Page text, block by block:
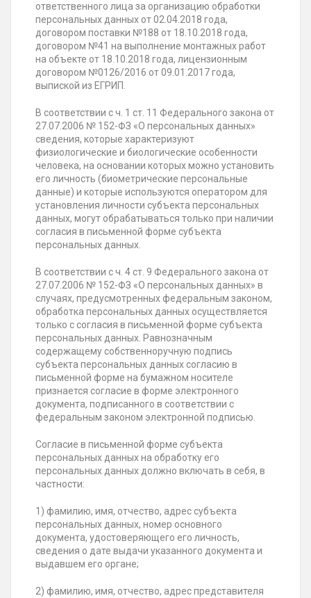
ответственного лица за организацию обработки
персональных данных от 02.04.2018 года,
договором поставки №188 от 18.10.2018 года,
договором №41 на выполнение монтажных работ
на объекте от 18.10.2018 года, лицензионным
договором №0126/2016 от 09.01.2017 года,
выпиской из ЕГРИП.
В соответствии с ч. 1 ст. 11 Федерального закона от
27.07.2006 № 152-ФЗ «О персональных данных»
сведения, которые характеризуют
физиологические и биологические особенности
человека, на основании которых можно установить
его личность (биометрические персональные
данные) и которые используются оператором для
установления личности субъекта персональных
данных, могут обрабатываться только при наличии
согласия в письменной форме субъекта
персональных данных.
В соответствии с ч. 4 ст. 9 Федерального закона от
27.07.2006 № 152-ФЗ «О персональных данных» в
случаях, предусмотренных федеральным законом,
обработка персональных данных осуществляется
только с согласия в письменной форме субъекта
персональных данных. Равнозначным
содержащему собственноручную подпись
субъекта персональных данных согласию в
письменной форме на бумажном носителе
признается согласие в форме электронного
документа, подписанного в соответствии с
федеральным законом электронной подписью.
Согласие в письменной форме субъекта
персональных данных на обработку его
персональных данных должно включать в себя, в
частности:
1) фамилию, имя, отчество, адрес субъекта
персональных данных, номер основного
документа, удостоверяющего его личность,
сведения о дате выдачи указанного документа и
выдавшем его органе;
2) фамилию, имя, отчество, адрес представителя